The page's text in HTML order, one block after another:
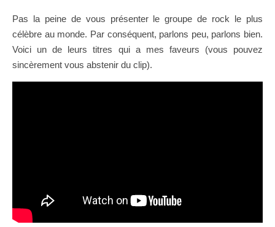
Pas la peine de vous présenter le groupe de rock le plus
célèbre au monde. Par conséquent, parlons peu, parlons bien.
Voici un de leurs titres qui a mes faveurs (vous pouvez
sincèrement vous abstenir du clip).